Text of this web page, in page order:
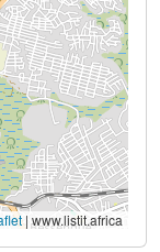
|www.listit.africa